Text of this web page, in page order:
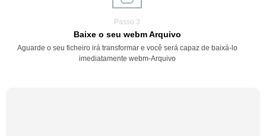
Passo 3
Baixe o seu webm Arquivo
Aguarde o seu ficheiro irá transformar e você será capaz de baixá-lo
imediatamente webm-Arquivo